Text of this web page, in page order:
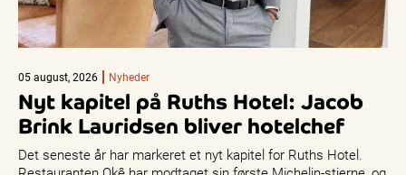
05 august, 2026 Nyheder
Nyt kapitel på Ruths Hotel: Jacob
Brink Lauridsen bliver hotelchef
Det seneste år har markeret et nyt kapitel for Ruths Hotel.